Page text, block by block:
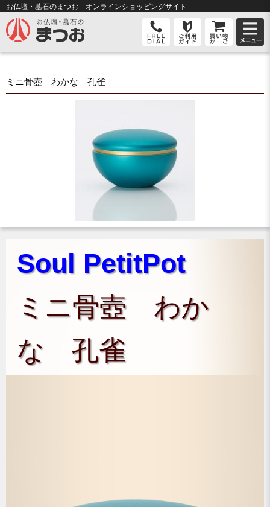
お仏壇・墓石のまつお オンラインショッピングサイト
ミニ骨壺 わかな 孔雀
Soul PetitPot
ミニ骨壺 わか
な 孔雀